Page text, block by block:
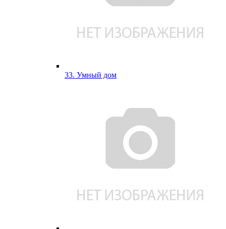
33. Умный дом